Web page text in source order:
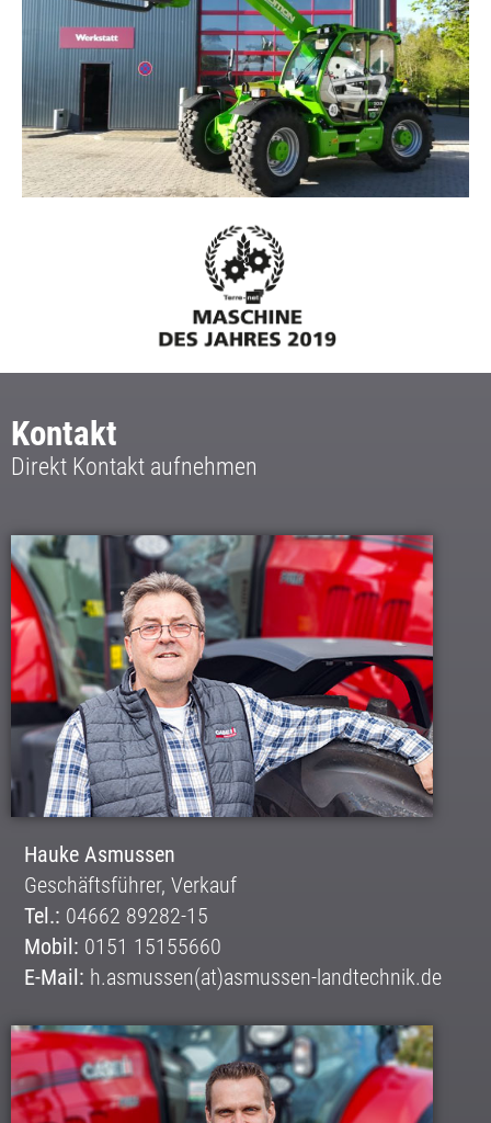
Kontakt
Direkt Kontakt aufnehmen
Hauke Asmussen
Geschäftsführer, Verkauf
Tel.: 04662 89282-15
Mobil: 0151 15155660
E-Mail: h.asmussen(at)asmussen-landtechnik.de